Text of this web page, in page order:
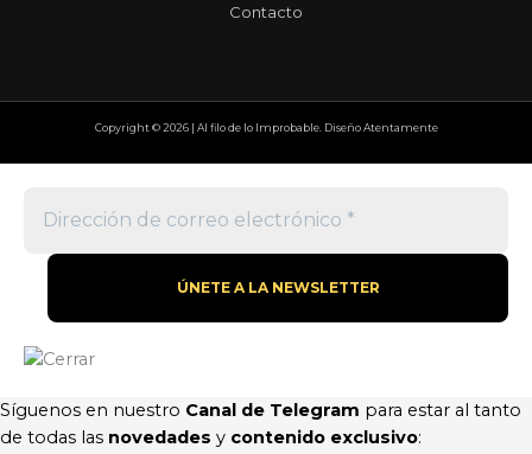
Contacto
Copyright © 2026 | Al filo de lo Improbable. Diseño Atentamente
Síguenos en nuestro Canal de Telegram para estar al tanto
de todas las novedades y contenido exclusivo: